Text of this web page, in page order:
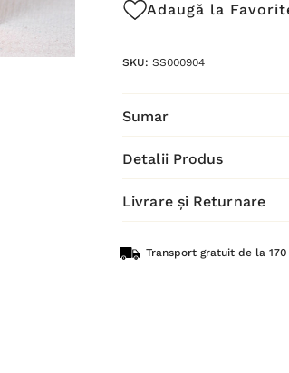
Adaugă la
SKU: SS000904
Sumar
Detalii Produs
Livrare și Returnare
Transport gratuit de la